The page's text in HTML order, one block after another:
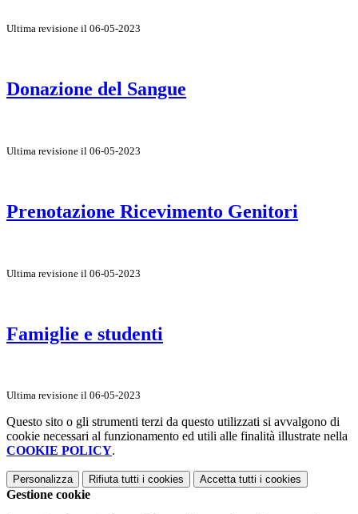
Ultima revisione il 06-05-2023
Donazione del Sangue
Ultima revisione il 06-05-2023
Prenotazione Ricevimento Genitori
Ultima revisione il 06-05-2023
Famiglie e studenti
Ultima revisione il 06-05-2023
Questo sito o gli strumenti terzi da questo utilizzati si avvalgono di
cookie necessari al funzionamento ed utili alle finalità illustrate nella
COOKIE POLICY.
Personalizza Rifiuta tutti i cookies Accetta tutti i cookies
Gestione cookie